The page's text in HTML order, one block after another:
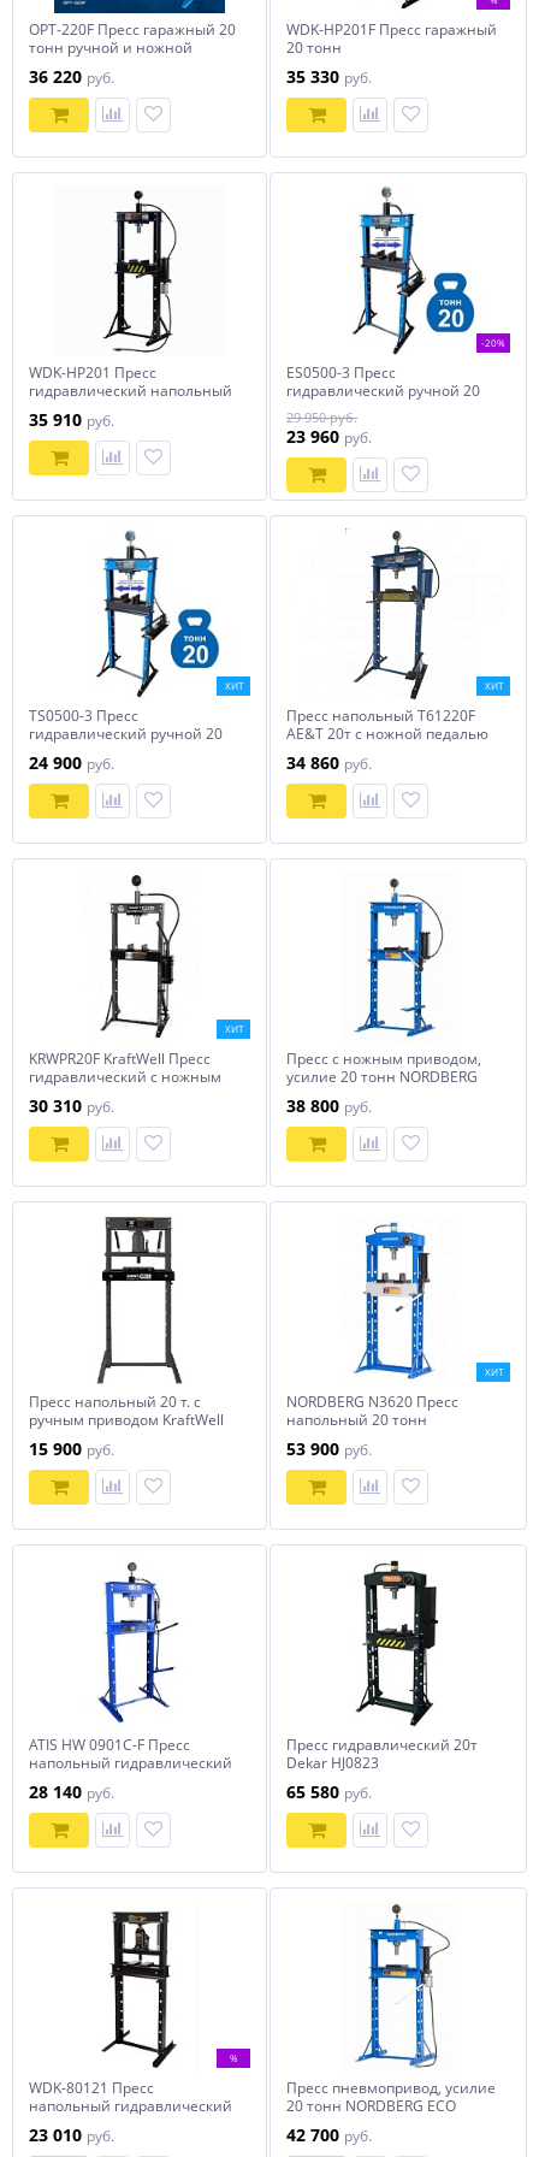
OPT-220F Пресс гаражный 20
тонн ручной и ножной
36 220 руб.
WDK-HP201F Пресс гаражный
20 тонн
35 330 руб.
WDK-HP201 Пресс
гидравлический напольный
35 910 руб.
-20%
ES0500-3 Пресс
гидравлический ручной 20
тонн
29 950 руб.
23 960 руб.
ХИТ
TS0500-3 Пресс
гидравлический ручной 20
24 900 руб.
ХИТ
Пресс напольный Т61220F
AE&T 20т с ножной педалью
34 860 руб.
ХИТ
KRWPR20F KraftWell Пресс
гидравлический с ножным
30 310 руб.
Пресс с ножным приводом,
усилие 20 тонн NORDBERG
38 800 руб.
Пресс напольный 20 т. с
ручным приводом KraftWell
15 900 руб.
ХИТ
NORDBERG N3620 Пресс
напольный 20 тонн
53 900 руб.
ATIS HW 0901C-F Пресс
напольный гидравлический
усилием 20 тонн
28 140 руб.
Пресс гидравлический 20т
Dekar HJ0823
65 580 руб.
%
WDK-80121 Пресс
напольный гидравлический
23 010 руб.
Пресс пневмопривод, усилие
20 тонн NORDBERG ECO
42 700 руб.